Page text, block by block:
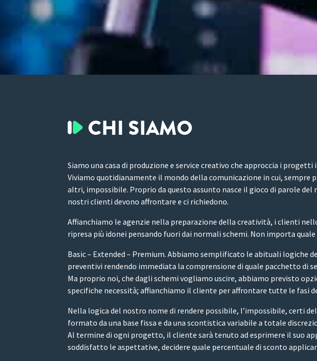
CHI SIAMO
Siamo una casa di produzione e service creativo che approccia i
Viviamo quotidianamente il mondo della comunicazione in cui, sempre
altri, impossibile. Proprio da questo assunto nasce il gioco di parole
nostri clienti devono affrontare e ci richiedono.
Affianchiamo le agenzie nella preparazione della creatività, i clienti
ripresa più idonei pensando fuori dai normali schemi. Non importa
Basic – Extended – Premium. Abbiamo semplificato le abituali logiche
preventivi rendendo immediata la comprensione di quale pacchetto di
Ma proprio noi, che dagli schemi vogliamo uscire, abbiamo previsto
specifiche necessità; affianchiamo il cliente per affrontare tutte le fasi
Nella logica del nostro nome di rendere possibile, l’impossibile, certi
formato da una base fissa e da una scontistica variabile a totale
Al termine di ogni progetto, il cliente sarà tenuto ad esprimere il suo
soddisfatto le aspettative, decidere quale percentuale di sconto